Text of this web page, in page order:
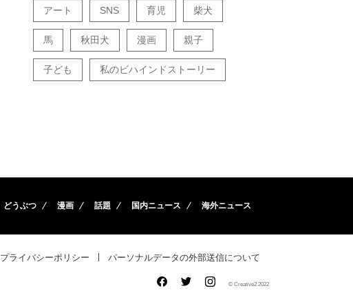
アート SNS 育児 柴犬
馬 秋田犬 漫画 親子
子ども 私のビハインドストーリー
どうぶつ 漫画 話題 国内ニュース 海外ニュース
プライバシーポリシー パーソナルデータの外部送信について
© Creative2 2022